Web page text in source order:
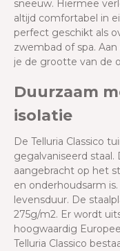
sneeuw. Hiermee
altijd comfortabel in
perfect geschikt als
zwembad of spa.
je de grootte van de
Duurzaam
isolatie
De Telluria Classico
gegalvaniseerd
aangebracht op het
en onderhoudsarm
levensduur. De
275g/m2. Er wordt
hoogwaardig
Telluria Classico